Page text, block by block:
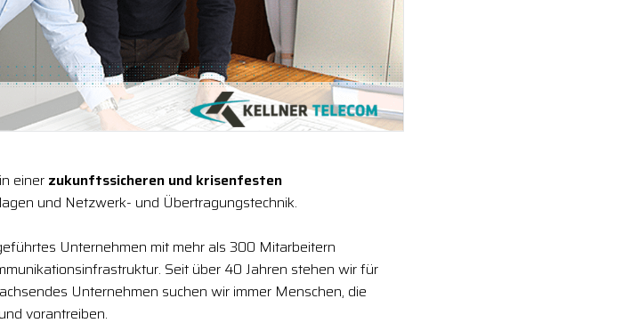
einer zukunftssicheren und krisenfesten
und Netzwerk- und Übertragungstechnik.
Unternehmen mit mehr als 300 Mitarbeitern
Seit über 40 Jahren stehen wir für
Unternehmen suchen wir immer Menschen, die
vorantreiben.